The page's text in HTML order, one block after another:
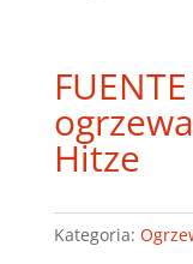
Hitze
Kategoria: